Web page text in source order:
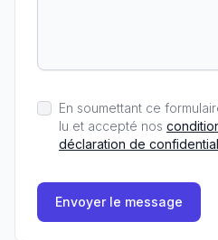
En soumettant ce
lu et accepté nos
déclaration de
Envoyer le message